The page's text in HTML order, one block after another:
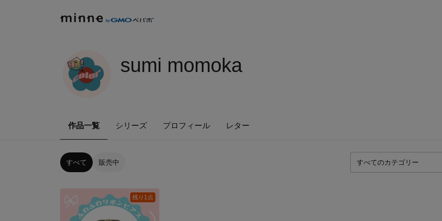
sumi momoka
作品一覧 シリーズ プロフィール レター
すべて 販売中
残り1点